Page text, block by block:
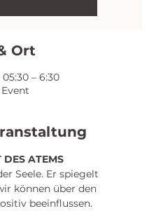
Ort
05:30 – 6:30
DES ATEMS
Seele. Er spiegelt
können über den
beeinflussen.